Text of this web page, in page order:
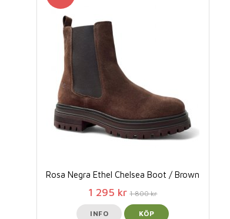
Rosa Negra Ethel Chelsea Boot / Brown
1 295 kr 1 800 kr
INFO KÖP